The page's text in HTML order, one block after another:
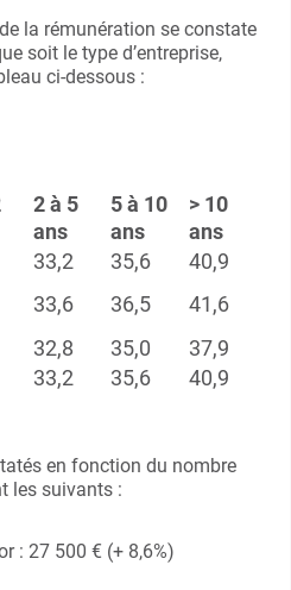
la rémunération se constate
soit le type d’entreprise,
ci-dessous :
2 à 5
ans
5 à 10
ans
> 10
ans
33,2 35,6
40,9
33,6 36,5
41,6
32,8 35,0
37,9
33,2 35,6 40,9
en fonction du nombre
les suivants :
: 27 500 € (+ 8,6%)